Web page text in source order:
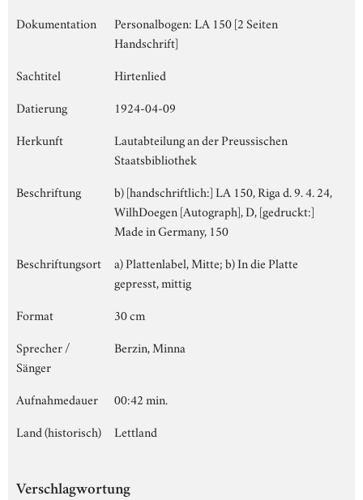
Dokumentation
Personalbogen: LA 150 [2 Seiten
Handschrift]
Sachtitel
Hirtenlied
Datierung
1924-04-09
Herkunft
Lautabteilung an der Preussischen
Staatsbibliothek
Beschriftung
b) [handschriftlich:] LA 150, Riga d. 9. 4. 24,
WilhDoegen [Autograph], D, [gedruckt:]
Made in Germany, 150
Beschriftungsort
a) Plattenlabel, Mitte; b) In die Platte
gepresst, mittig
Format
30 cm
Sprecher /
Sänger
Berzin, Minna
Aufnahmedauer
00:42 min.
Land (historisch)
Lettland
Verschlagwortung